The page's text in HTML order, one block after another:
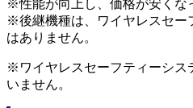
※性能が向上し、価格が安くな
※後継機種は、ワイヤレスセー
はありません。
※ワイヤレスセーフティーシス
いません。